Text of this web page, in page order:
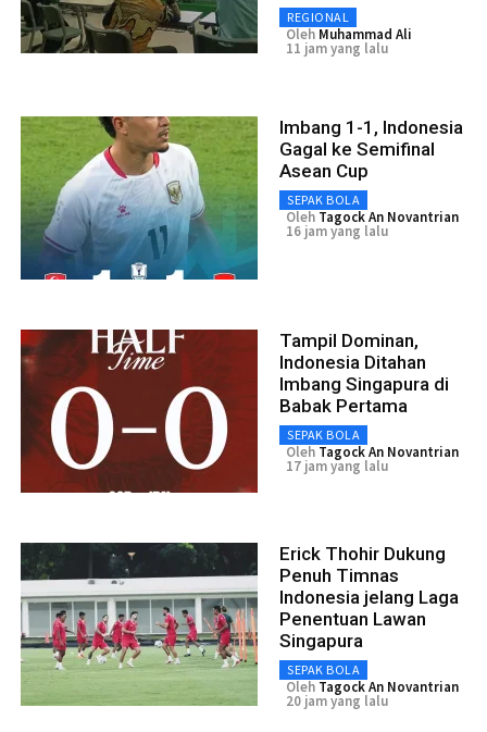
REGIONAL
Oleh Muhammad Ali
11 jam yang lalu
Imbang 1-1, Indonesia
Gagal ke Semifinal
Asean Cup
SEPAK BOLA
Oleh Tagock An Novantrian
16 jam yang lalu
Tampil Dominan,
Indonesia Ditahan
Imbang Singapura di
Babak Pertama
SEPAK BOLA
Oleh Tagock An Novantrian
17 jam yang lalu
Erick Thohir Dukung
Penuh Timnas
Indonesia jelang Laga
Penentuan Lawan
Singapura
SEPAK BOLA
Oleh Tagock An Novantrian
20 jam yang lalu